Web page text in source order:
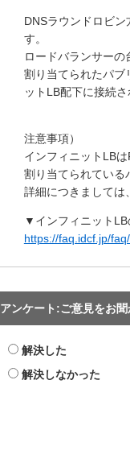
DNSラウンドロビ
す。
ロードバランサーの
割り当てられたパブ
ットLB配下に接続
注意事項）
インフィニットLB
割り当てられている
詳細につきましては
▼インフィニットLB
https://faq.idcf.jp/
アンケート:ご意見をお
解決した
解決しなかった